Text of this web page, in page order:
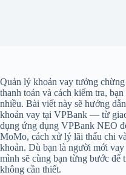
Quản lý khoản vay tưởng
thanh toán và cách kiểm tra,
nhiều. Bài viết này sẽ hướng
khoản vay tại VPBank — từ
dụng ứng dụng VPBank NEO
MoMo, cách xử lý lãi thấu chi
khoản. Dù bạn là người mới
mình sẽ cùng bạn từng bước để
không cần thiết.